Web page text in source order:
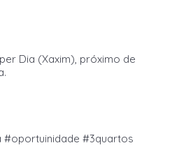
Dia (Xaxim), próximo de
#3quartos